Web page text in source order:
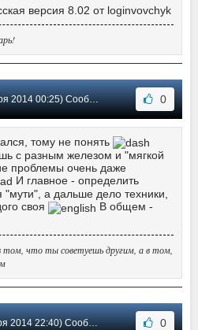
версия 8.02 от loginvovchyk
00:25) Сообщение #25 0
тому не понять
с разным железом и "мягкой
проблемы очень даже
И главное - определить
"мути", а дальше дело техники,
своя
В общем -
том, что ты советуешь другим, а в том,
22:40) Сообщение #24 0